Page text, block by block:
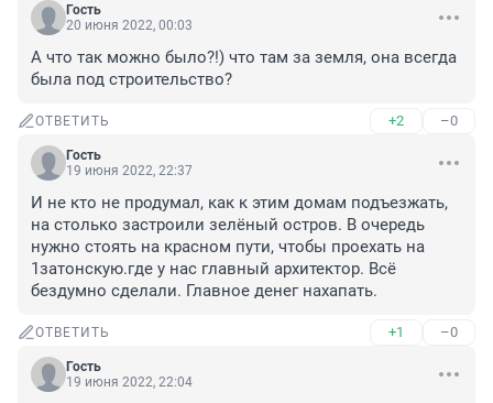
Гость
20 июня 2022, 00:03
А что так можно было?!) что там за земля, она всегда
была под строительство?
ОТВЕТИТЬ +2 –0
Гость
19 июня 2022, 22:37
И не кто не продумал, как к этим домам подъезжать,
на столько застроили зелёный остров. В очередь
нужно стоять на красном пути, чтобы проехать на
1затонскую.где у нас главный архитектор. Всё
бездумно сделали. Главное денег нахапать.
ОТВЕТИТЬ +1 –0
Гость
19 июня 2022, 22:04